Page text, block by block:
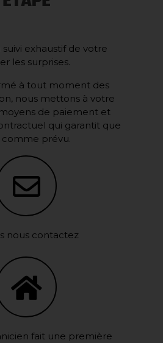
suivi exhaustif de votre
les surprises.
à tout moment des
nous mettons à votre
de paiement et
qui garantit que
prévu.
nous contactez
fait une première